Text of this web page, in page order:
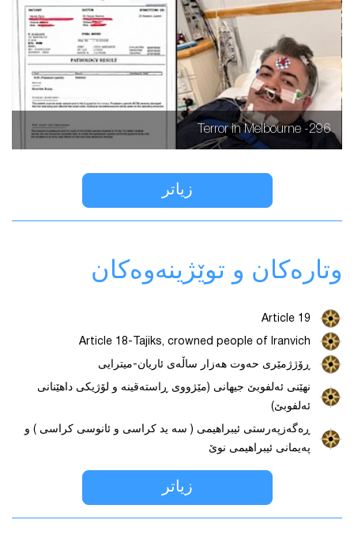
296- Terror in Melbourne
زیاتر
وتارەکان و توێژینەوەکان
Article 19
Article 18-Tajiks, crowned people of Iranvich
ڕۆژژمێری حەوت هەزار ساڵەی ئاریان-میترایی
نهێنی ئەلفوبێ جیهانی (مێژووی ڕاستەقینە و لۆژیکی داهێنانی
ئەلفوبێ)
ڕەگەزپەرستی ئیبراهیمی ( سه ید کراسی و ئانوسی کراسی ) و
پەیمانی ئیبراهیمی نوێ
زیاتر